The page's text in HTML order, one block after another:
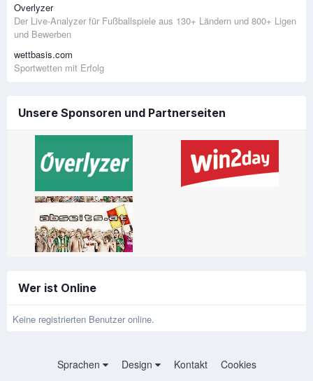
Overlyzer
Der Live-Analyzer für Fußballspiele aus 130+ Ländern und 800+ Ligen
und Bewerben
wettbasis.com
Sportwetten mit Erfolg
Unsere Sponsoren und Partnerseiten
Wer ist Online
Keine registrierten Benutzer online.
Sprachen Design Kontakt Cookies